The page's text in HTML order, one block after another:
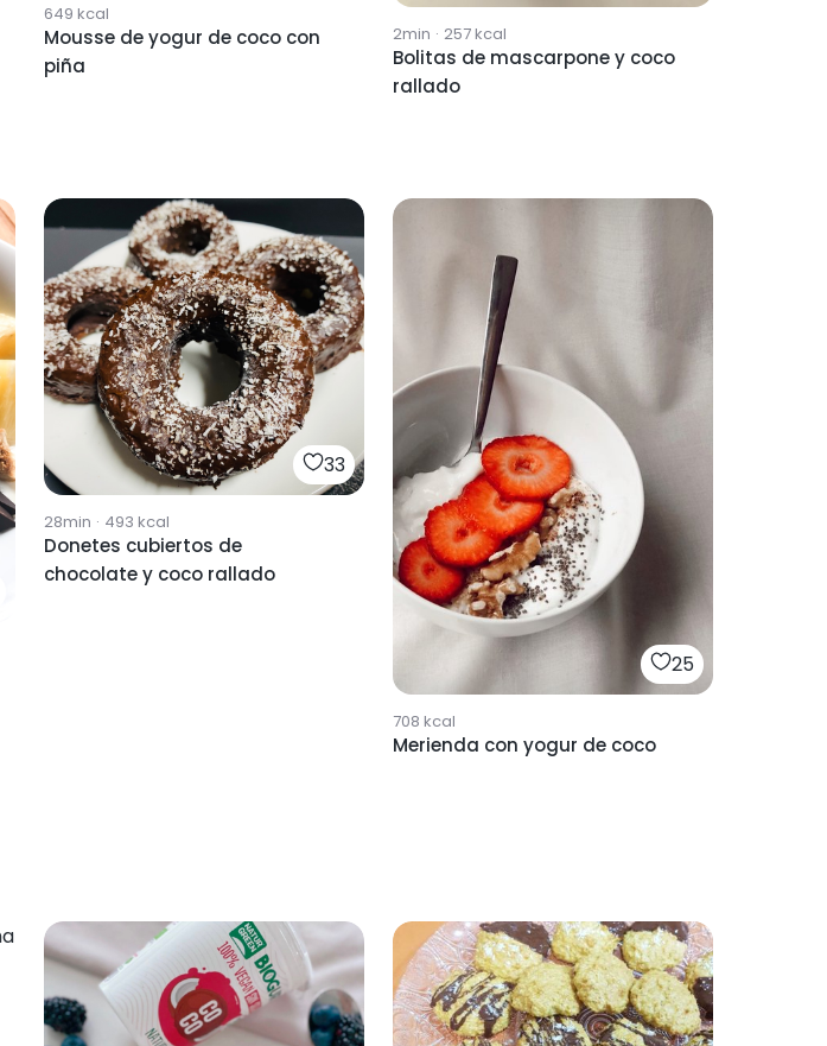
649 kcal
Mousse de yogur de coco con
piña
2min · 257kcal
Bolitas de mascarpone y coco
rallado
33
28min · 493 kcal
Donetes cubiertos de
chocolate y coco rallado
25
708 kcal
Merienda con yogur de coco